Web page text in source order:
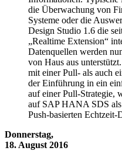
die Überwachung von
Systeme oder die
Design Studio 1.6 die
„Realtime Extension“
Datenquellen werden
von Haus aus
mit einer Pull- als auch
der Einführung in ein
auf einer Pull-Strategie,
auf SAP HANA SDS
Push-basierten Echtzeit-
Donnerstag,
18. August 2016